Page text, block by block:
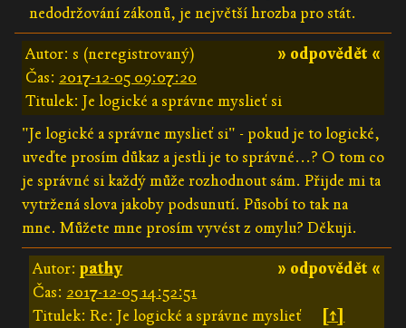
nedodržování zákonů, je největší hrozba pro stát.
» odpovědět «
Autor: s (neregistrovaný)
Čas: 2017-12-05 09:07:20
Titulek: Je logické a správne myslieť si
"Je logické a správne myslieť si" - pokud je to logické,
uveďte prosím důkaz a jestli je to správné...? O tom co
je správné si každý může rozhodnout sám. Přijde mi ta
vytržená slova jakoby podsunutí. Působí to tak na
mne. Můžete mne prosím vyvést z omylu? Děkuji.
» odpovědět «
Autor:pathy
Čas: 2017-12-05 14:52:51
Titulek: Re: Je logické a správne myslieť
[↑]